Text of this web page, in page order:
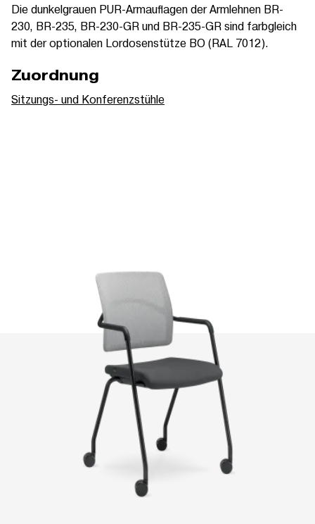
Die dunkelgrauen PUR-Armauflagen der Armlehnen BR-
230, BR-235, BR-230-GR und BR-235-GR sind farbgleich
mit der optionalen Lordosenstütze BO (RAL 7012).
Zuordnung
Sitzungs- und Konferenzstühle